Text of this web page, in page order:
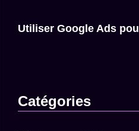
Utiliser Google Ads
Catégories